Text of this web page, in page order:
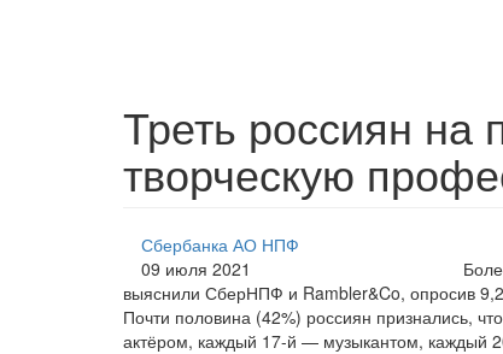
Треть россиян на
творческую
Сбербанка АО НПФ
09 июля 2021
выяснили СберНПФ и Rambler&Co, опросив
Почти половина (42%) россиян признались,
актёром, каждый 17-й — музыкантом, каждый